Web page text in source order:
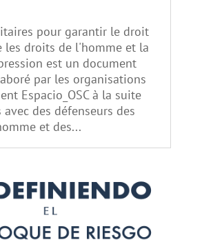
pour garantir le droit
les droits de l'homme et la
est un document
par les organisations
Espacio_OSC à la suite
des défenseurs des
et des...